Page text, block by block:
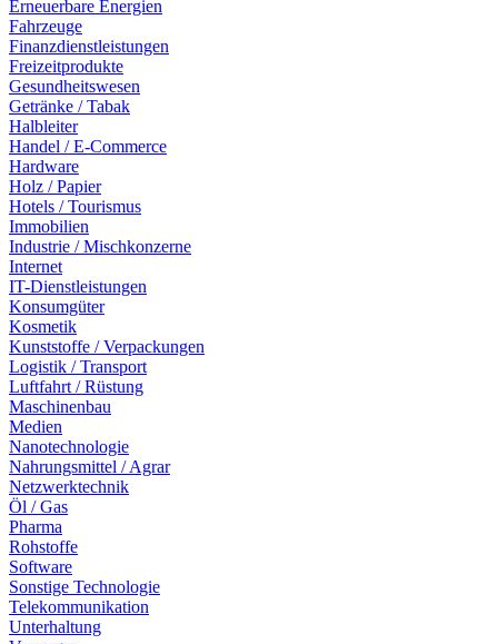
Erneuerbare Energien
Fahrzeuge
Finanzdienstleistungen
Freizeitprodukte
Gesundheitswesen
Getränke / Tabak
Halbleiter
Handel / E-Commerce
Hardware
Holz / Papier
Hotels / Tourismus
Immobilien
Industrie / Mischkonzerne
Internet
IT-Dienstleistungen
Konsumgüter
Kosmetik
Kunststoffe / Verpackungen
Logistik / Transport
Luftfahrt / Rüstung
Maschinenbau
Medien
Nanotechnologie
Nahrungsmittel / Agrar
Netzwerktechnik
Öl / Gas
Pharma
Rohstoffe
Software
Sonstige Technologie
Telekommunikation
Unterhaltung